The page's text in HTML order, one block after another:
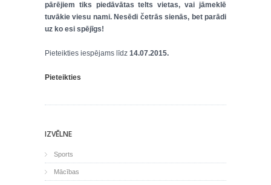
pārējiem tiks piedāvātas telts vietas, vai jāmeklē
tuvākie viesu nami. Nesēdi četrās sienās, bet parādi
uz ko esi spējīgs!
Pieteikties iespējams līdz 14.07.2015.
Pieteikties
IZVĒLNE
Sports
Mācības